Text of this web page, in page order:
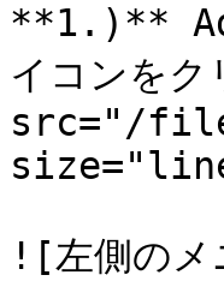
**1.)**
イコンを
src="/
![左側のメ